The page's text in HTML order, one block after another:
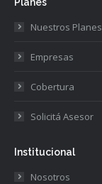
Nuestros Planes
Empresas
Cobertura
Solicitá Asesor
Institucional
Nosotros